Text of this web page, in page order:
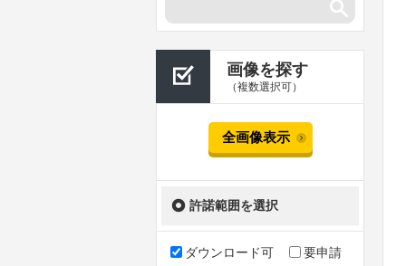
画像を探す
（複数選択可）
全画像表示
許諾範囲を選択
ダウンロード可 要申請